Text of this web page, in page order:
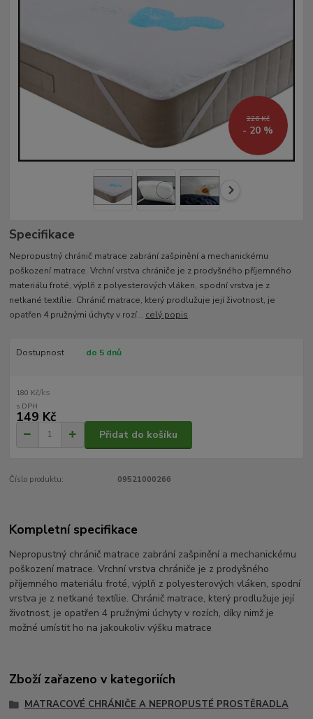
226 Kč
- 20 %
Specifikace
Nepropustný chránič matrace zabrání zašpinění a mechanickému
poškození matrace. Vrchní vrstva chrániče je z prodyšného příjemného
materiálu froté, výplň z polyesterových vláken, spodní vrstva je z
netkané textílie. Chránič matrace, který prodlužuje její životnost, je
opatřen 4 pružnými úchyty v rozí... celý popis
Dostupnost do 5 dnů
180 Kč/ks
149 Kč
Přidat do košíku
Číslo produktu: 09521000266
Kompletní specifikace
Nepropustný chránič matrace zabrání zašpinění a mechanickému
poškození matrace. Vrchní vrstva chrániče je z prodyšného
příjemného materiálu froté, výplň z polyesterových vláken, spodní
vrstva je z netkané textílie. Chránič matrace, který prodlužuje její
životnost, je opatřen 4 pružnými úchyty v rozích, díky nimž je
možné umístit ho na jakoukoliv výšku matrace
Zboží zařazeno v kategoriích
MATRACOVÉ CHRÁNIČE A NEPROPUSTÉ PROSTĚRADLA